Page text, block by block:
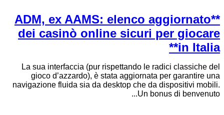
**ADM, ex AAMS: elenco aggiornato
dei casinò online sicuri per giocare
in Italia**
La sua interfaccia (pur rispettando le radici classiche del
gioco d’azzardo), è stata aggiornata per garantire una
navigazione fluida sia da desktop che da dispositivi mobili.
Un bonus di benvenuto...